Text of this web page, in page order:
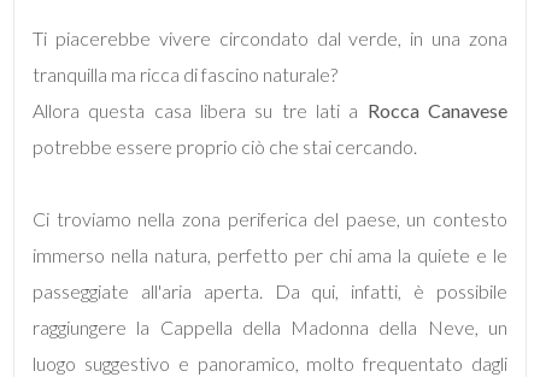
Ti piacerebbe vivere circondato dal verde, in una zona
tranquilla ma ricca di fascino naturale?
Allora questa casa libera su tre lati a Rocca Canavese
potrebbe essere proprio ciò che stai cercando.
Ci troviamo nella zona periferica del paese, un contesto
immerso nella natura, perfetto per chi ama la quiete e le
passeggiate all'aria aperta. Da qui, infatti, è possibile
raggiungere la Cappella della Madonna della Neve, un
luogo suggestivo e panoramico, molto frequentato dagli
Totale
mq
Locali
minimi